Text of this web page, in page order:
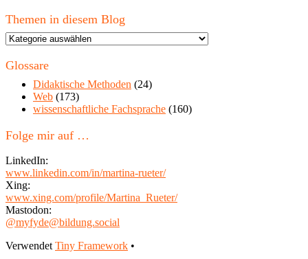
Themen in diesem Blog
Themen
diesem
Glossare
Didaktische Methoden (24)
Web (173)
wissenschaftliche Fachsprache (160)
Folge mir auf …
LinkedIn:
www.linkedin.com/in/martina-rueter/
Xing:
www.xing.com/profile/Martina_Rueter/
Mastodon:
@myfyde@bildung.social
Footer
Verwendet Tiny Framework •